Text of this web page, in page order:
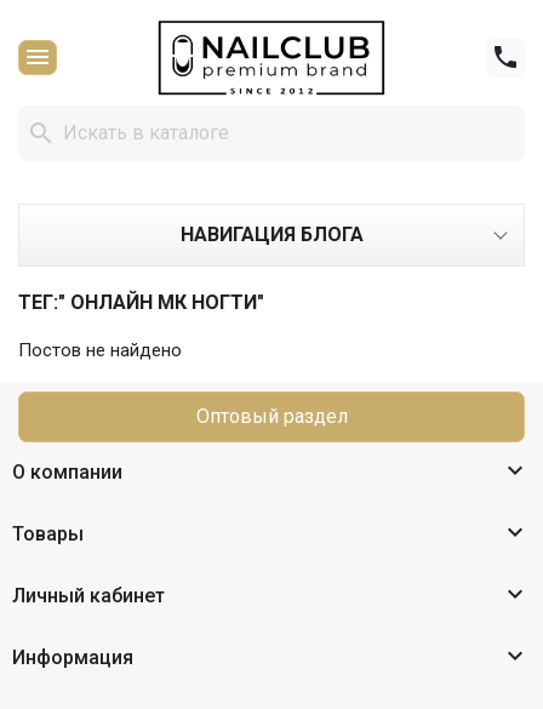
 

НАВИГАЦИЯ БЛОГА
ТЕГ:" ОНЛАЙН МК НОГТИ"
Постов не найдено
Оптовый раздел
О компании 
Товары 
Личный кабинет 
Информация 